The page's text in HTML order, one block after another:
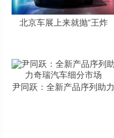
北京车展上来就抛“王炸
尹同跃：全新产品序列助力